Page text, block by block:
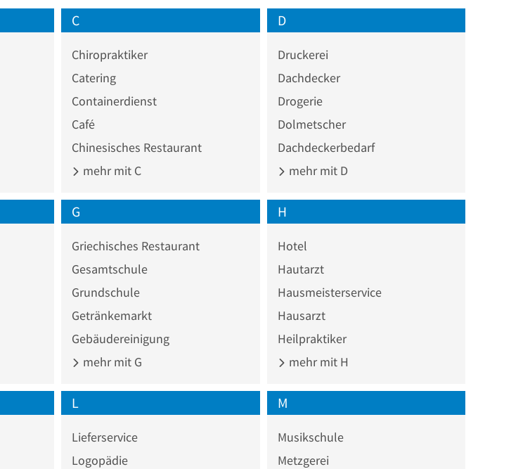
C
Chiropraktiker
Catering
Containerdienst
Café
Chinesisches Restaurant
mehr mit C
D
Druckerei
Dachdecker
Drogerie
Dolmetscher
Dachdeckerbedarf
mehr mit D
G
Griechisches Restaurant
Gesamtschule
Grundschule
Getränkemarkt
Gebäudereinigung
mehr mit G
H
Hotel
Hautarzt
Hausmeisterservice
Hausarzt
Heilpraktiker
mehr mit H
L
Lieferservice
Logopädie
M
Musikschule
Metzgerei